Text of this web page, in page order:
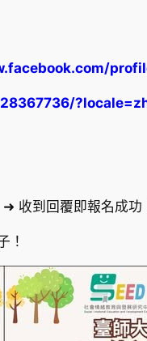
收到回覆即報名成功
！